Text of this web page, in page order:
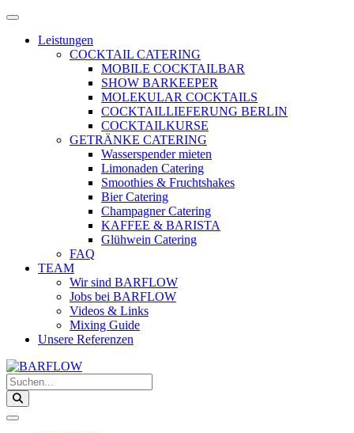
Zum
springen
Menü
öffnenLeistungen
COCKTAIL CATERING
MOBILE COCKTAILBAR
SHOW BARKEEPER
MOLEKULAR COCKTAILS
COCKTAILLIEFERUNG BERLIN
COCKTAILKURSE
GETRÄNKE CATERING
Wasserspender mieten
Limonaden Catering
Smoothies & Fruchtshakes
Bier Catering
Champagner Catering
KAFFEE & BARISTA
Glühwein Catering
FAQ
TEAM
Wir sind BARFLOW
Jobs bei BARFLOW
Videos & Links
Mixing Guide
Unsere Referenzen
Suchen...